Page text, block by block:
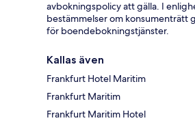
avbokningspolicy att gälla. I
bestämmelser om konsumenträtt
för boendebokningstjänster.
Kallas även
Frankfurt Hotel Maritim
Frankfurt Maritim
Frankfurt Maritim Hotel